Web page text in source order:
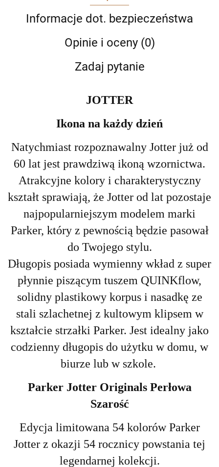
Informacje dot. bezpieczeństwa
Opinie i oceny (0)
Zadaj pytanie
JOTTER
Ikona na każdy dzień
Natychmiast rozpoznawalny Jotter już od
60 lat jest prawdziwą ikoną wzornictwa.
Atrakcyjne kolory i charakterystyczny
kształt sprawiają, że Jotter od lat pozostaje
najpopularniejszym modelem marki
Parker, który z pewnością będzie pasował
do Twojego stylu.
Długopis posiada wymienny wkład z super
płynnie piszącym tuszem QUINKflow,
solidny plastikowy korpus i nasadkę ze
stali szlachetnej z kultowym klipsem w
kształcie strzałki Parker. Jest idealny jako
codzienny długopis do użytku w domu, w
biurze lub w szkole.
Parker Jotter Originals Perłowa
Szarość
Edycja limitowana 54 kolorów Parker
Jotter z okazji 54 rocznicy powstania tej
legendarnej kolekcji.